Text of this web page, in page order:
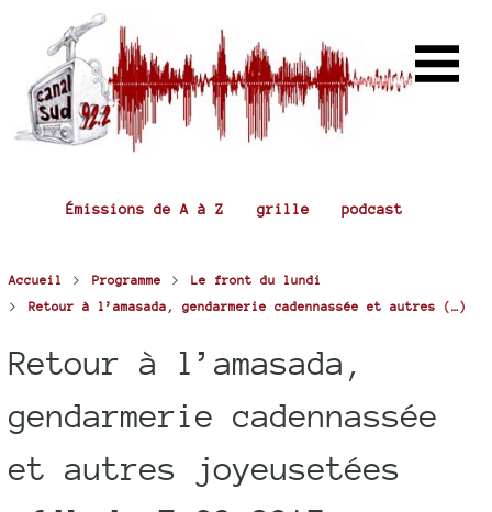
Émissions de A à Z grille podcast
Accueil > Programme > Le front du lundi
> Retour à l’amasada, gendarmerie cadennassée et autres (…)
Retour à l’amasada,
gendarmerie cadennassée
et autres joyeusetées